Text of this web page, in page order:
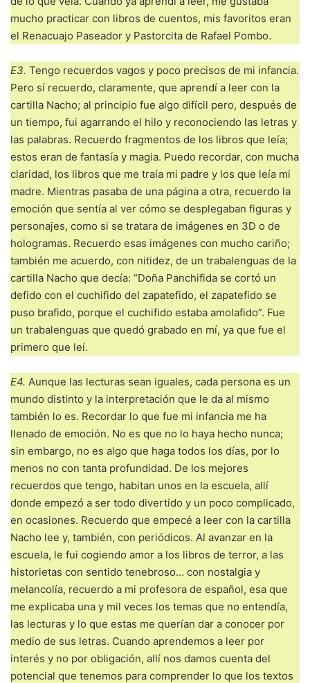
mucho practicar con libros de cuentos, mis favoritos eran
el Renacuajo Paseador y Pastorcita de Rafael Pombo.
E3. Tengo recuerdos vagos y poco precisos de mi infancia.
Pero sí recuerdo, claramente, que aprendí a leer con la
cartilla Nacho; al principio fue algo difícil pero, después de
un tiempo, fui agarrando el hilo y reconociendo las letras y
las palabras. Recuerdo fragmentos de los libros que leía;
estos eran de fantasía y magia. Puedo recordar, con mucha
claridad, los libros que me traía mi padre y los que leía mi
madre. Mientras pasaba de una página a otra, recuerdo la
emoción que sentía al ver cómo se desplegaban figuras y
personajes, como si se tratara de imágenes en 3D o de
hologramas. Recuerdo esas imágenes con mucho cariño;
también me acuerdo, con nitidez, de un trabalenguas de la
cartilla Nacho que decía: “Doña Panchifida se cortó un
defido con el cuchifido del zapatefido, el zapatefido se
puso brafido, porque el cuchifido estaba amolafido”. Fue
un trabalenguas que quedó grabado en mí, ya que fue el
primero que leí.
E4. Aunque las lecturas sean iguales, cada persona es un
mundo distinto y la interpretación que le da al mismo
también lo es. Recordar lo que fue mi infancia me ha
llenado de emoción. No es que no lo haya hecho nunca;
sin embargo, no es algo que haga todos los días, por lo
menos no con tanta profundidad. De los mejores
recuerdos que tengo, habitan unos en la escuela, allí
donde empezó a ser todo divertido y un poco complicado,
en ocasiones. Recuerdo que empecé a leer con la cartilla
Nacho lee y, también, con periódicos. Al avanzar en la
escuela, le fui cogiendo amor a los libros de terror, a las
historietas con sentido tenebroso… con nostalgia y
melancolía, recuerdo a mi profesora de español, esa que
me explicaba una y mil veces los temas que no entendía,
las lecturas y lo que estas me querían dar a conocer por
medio de sus letras. Cuando aprendemos a leer por
interés y no por obligación, allí nos damos cuenta del
potencial que tenemos para comprender lo que los textos